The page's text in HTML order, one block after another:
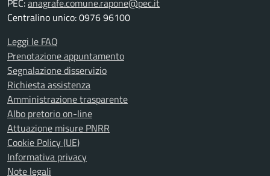
PEC:anagrafe.comune.rapone@pec.it
Centralino unico: 0976 96100
Leggi le FAQ
Prenotazione appuntamento
Segnalazione disservizio
Richiesta assistenza
Amministrazione trasparente
Albo pretorio on-line
Attuazione misure PNRR
Cookie Policy (UE)
Informativa privacy
Note legali